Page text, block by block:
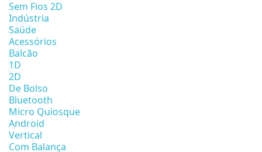
Sem Fios 2D
Indústria
Saúde
Acessórios
Balcão
1D
2D
De Bolso
Bluetooth
Micro Quiosque
Android
Vertical
Com Balança